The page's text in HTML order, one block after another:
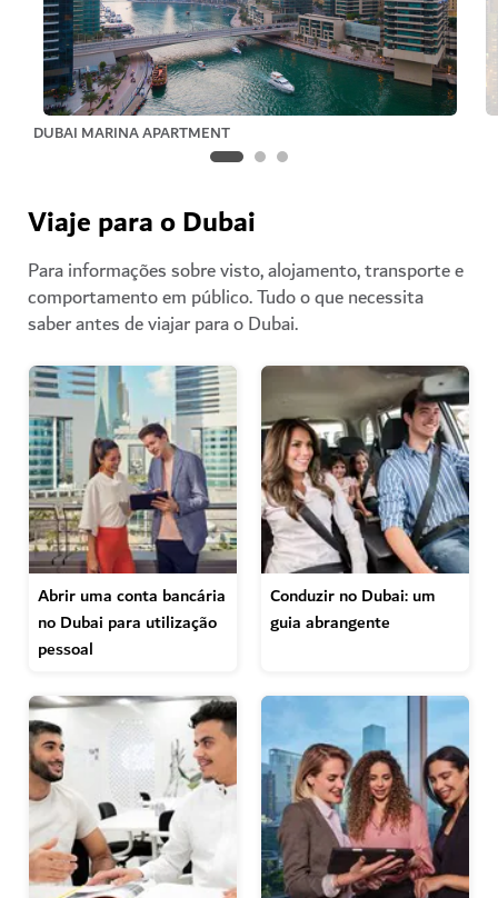
DUBAI MARINA APARTMENT
Viaje para o Dubai
Para informações sobre visto, alojamento, transporte e
comportamento em público. Tudo o que necessita
saber antes de viajar para o Dubai.
Abrir uma conta bancária
no Dubai para utilização
pessoal
Conduzir no Dubai: um
guia abrangente